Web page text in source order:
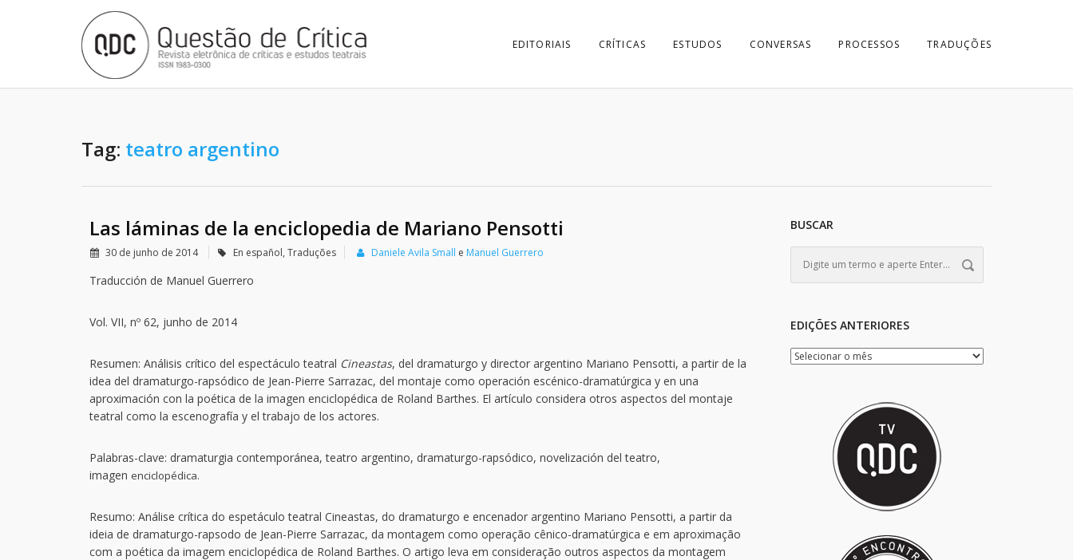
EDITORIAIS CRÍTICAS ESTUDOS CONVERSAS PROCESSOS TRADUÇÕES
Tag: teatro argentino
Las láminas de la enciclopedia de Mariano Pensotti
30 de junho de 2014 En español, Traduções Daniele Avila Small e Manuel Guerrero
Traducción de Manuel Guerrero
Vol. VII, nº 62, junho de 2014
Resumen: Análisis crítico del espectáculo teatral Cineastas, del dramaturgo y director argentino Mariano Pensotti, a partir de la
idea del dramaturgo-rapsódico de Jean-Pierre Sarrazac, del montaje como operación escénico-dramatúrgica y en una
aproximación con la poética de la imagen enciclopédica de Roland Barthes. El artículo considera otros aspectos del montaje
teatral como la escenografía y el trabajo de los actores.
Palabras-clave: dramaturgia contemporánea, teatro argentino, dramaturgo-rapsódico, novelización del teatro,
imagen enciclopédica.
Resumo: Análise crítica do espetáculo teatral Cineastas, do dramaturgo e encenador argentino Mariano Pensotti, a partir da
ideia de dramaturgo-rapsodo de Jean-Pierre Sarrazac, da montagem como operação cênico-dramatúrgica e em aproximação
com a poética da imagem enciclopédica de Roland Barthes. O artigo leva em consideração outros aspectos da montagem
BUSCAR
EDIÇÕES ANTERIORES